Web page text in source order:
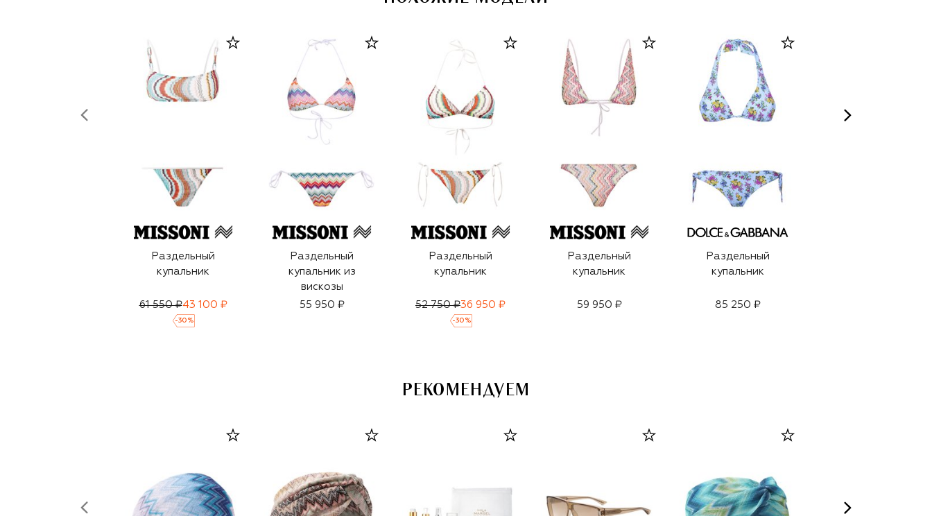
Раздельный
купальник
61 550 ₽43 100 ₽
-30 %
Раздельный
купальник из
вискозы
55 950 ₽
Раздельный
купальник
52 750 ₽36 950 ₽
-30 %
Раздельный
купальник
59 950 ₽
Раздельный
купальник
85 250 ₽
РЕКОМЕНДУЕМ